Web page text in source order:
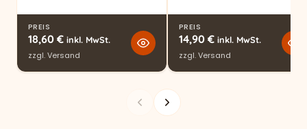
PREIS
18,60 € inkl. MwSt.
zzgl.Versand
PREIS
14,90 € inkl. MwSt.
zzgl.Versand